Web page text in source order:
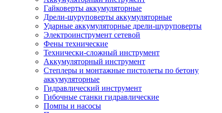
Гайковерты аккумуляторные
Дрели-шуруповерты аккумуляторные
Ударные аккумуляторные дрели-шуруповерты
Электроинструмент сетевой
Фены технические
Технически-сложный инструмент
Аккумуляторный инструмент
Степлеры и монтажные пистолеты по бетону
аккумуляторные
Гидравлический инструмент
Гибочные станки гидравлические
Помпы и насосы